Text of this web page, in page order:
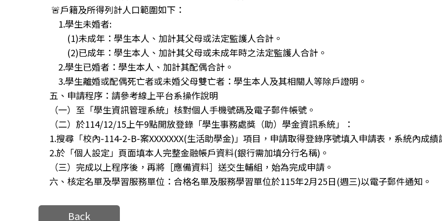
🚨戶籍及所得列計人口範圍如下：
1.學生未婚者:
(1)未成年：學生本人、加計其父母或法定監護人合計。
(2)已成年：學生本人、加計其父母或未成年時之法定監護人合計。
2.學生已婚者：學生本人、加計其配偶合計。
3.學生離婚或配偶死亡者或未婚父母雙亡者：學生本人及其相關人等除戶證明。
五、申請程序：請參考線上平台系操作說明
（一）至「學生資訊管理系統」核對個人手機號碼及電子郵件帳號。
（二）於114/12/15上午9點開放登錄「學生事務處獎（助）學金資訊系統」：
1.搜尋「校內-114-2-B-案XXXXXXX(生活助學金)」項目，申請取得登錄序號填入申請表，系統內成績
2.於「個人設定」頁面填本人完整金融帳戶資料(銀行需加填分行名稱)。
（三）完成以上程序後，再將［應備資料］送交生輔組，始為完成申請。
六、核定名單及學習服務單位：合格名單及服務學習單位於115年2月25日(週三)以電子郵件通知。
Back